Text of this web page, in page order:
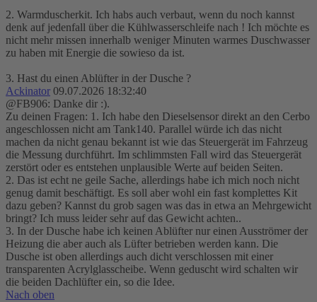
2. Warmduscherkit. Ich habs auch verbaut, wenn du noch kannst
denk auf jedenfall über die Kühlwasserschleife nach ! Ich möchte es
nicht mehr missen innerhalb weniger Minuten warmes Duschwasser
zu haben mit Energie die sowieso da ist.
3. Hast du einen Ablüfter in der Dusche ?
Ackinator 09.07.2026 18:32:40
@FB906: Danke dir :).
Zu deinen Fragen: 1. Ich habe den Dieselsensor direkt an den Cerbo
angeschlossen nicht am Tank140. Parallel würde ich das nicht
machen da nicht genau bekannt ist wie das Steuergerät im Fahrzeug
die Messung durchführt. Im schlimmsten Fall wird das Steuergerät
zerstört oder es entstehen unplausible Werte auf beiden Seiten.
2. Das ist echt ne geile Sache, allerdings habe ich mich noch nicht
genug damit beschäftigt. Es soll aber wohl ein fast komplettes Kit
dazu geben? Kannst du grob sagen was das in etwa an Mehrgewicht
bringt? Ich muss leider sehr auf das Gewicht achten..
3. In der Dusche habe ich keinen Ablüfter nur einen Ausströmer der
Heizung die aber auch als Lüfter betrieben werden kann. Die
Dusche ist oben allerdings auch dicht verschlossen mit einer
transparenten Acrylglasscheibe. Wenn geduscht wird schalten wir
die beiden Dachlüfter ein, so die Idee.
Nach oben